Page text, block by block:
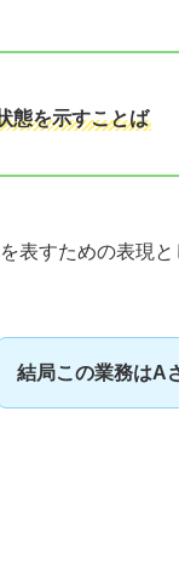
態を示すことば
表すための表現と
結局この業務はA